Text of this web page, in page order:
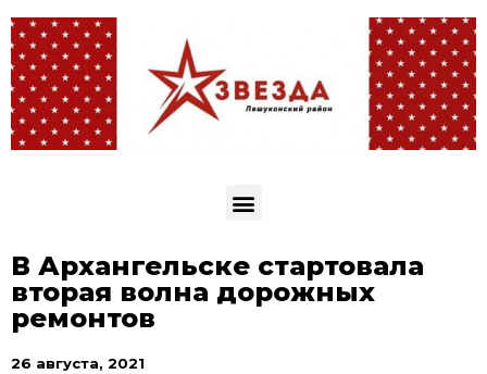
В Архангельске стартовала
вторая волна дорожных
ремонтов
26 августа, 2021